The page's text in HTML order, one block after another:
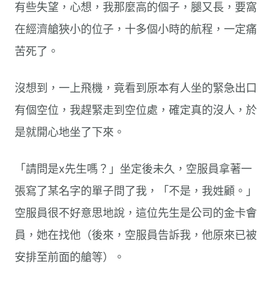
有些失望，心想，我那麼高的個子，腿又長，要窩
在經濟艙狹小的位子，十多個小時的航程，一定痛
苦死了。
沒想到，一上飛機，竟看到原本有人坐的緊急出口
有個空位，我趕緊走到空位處，確定真的沒人，於
是就開心地坐了下來。
「請問是x先生嗎？」坐定後未久，空服員拿著一
張寫了某名字的單子問了我，「不是，我姓顧。」
空服員很不好意思地說，這位先生是公司的金卡會
員，她在找他（後來，空服員告訴我，他原來已被
安排至前面的艙等）。